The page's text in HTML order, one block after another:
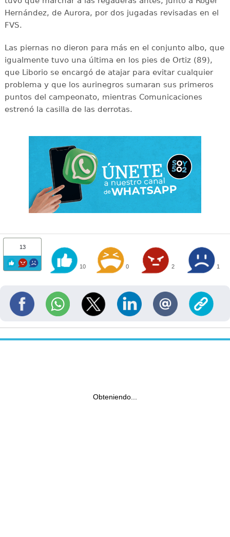
Hernández, de Aurora, por dos jugadas revisadas en el
FVS.
Las piernas no dieron para más en el conjunto albo, que
igualmente tuvo una última en los pies de Ortiz (89),
que Liborio se encargó de atajar para evitar cualquier
problema y que los aurinegros sumaran sus primeros
puntos del campeonato, mientras Comunicaciones
estrenó la casilla de las derrotas.
13
10 0 2 1
Obteniendo...